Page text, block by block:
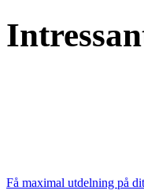
Få maximal utdelning på